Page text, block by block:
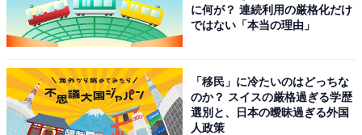
こちらもおすすめ
2010年代月9ドラマで演技が良かった主演ジャ
下智久、2位は？
に何が？ 連続利用の厳格化だけ
ではない「本当の理由」
「移民」に冷たいのはどっちな
のか？ スイスの厳格過ぎる学歴
選別と、日本の曖昧過ぎる外国
人政策